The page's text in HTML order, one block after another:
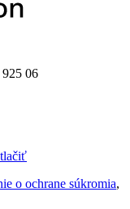
06
o ochrane súkromia,